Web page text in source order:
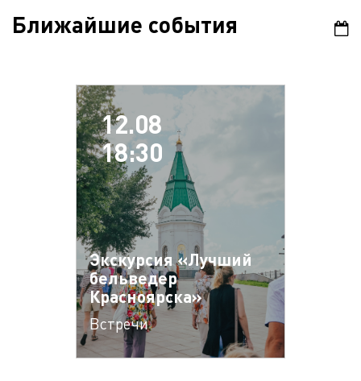
Ближайшие события
12.08
18:30
Экскурсия «Лучший
бельведер
Красноярска»
Встречи